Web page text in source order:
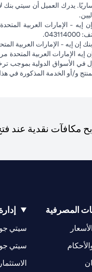
يدرك العميل أن سيتي بنك
إن إيه - الإمارات العربية
و/أو الخدمة المذكورة في
مكافآت نقدية عند
المصرفية
سيتي
سيتي
الاستثمار